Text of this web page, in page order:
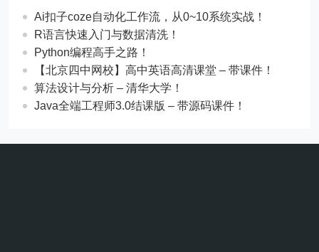
Ai扣子coze自动化工作流，从0~10系统实战！
R语言快速入门与数据清洗！
Python编程高手之路！
【北京四中网校】高中英语高清课堂 – 带课件！
算法设计与分析 – 清华大学！
Java全端工程师3.0结课版 – 带源码课件！